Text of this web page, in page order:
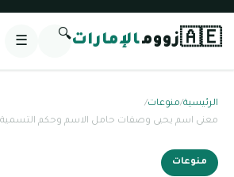
🇦🇪زوومالإمارات🔍
☰
الرئيسية/منوعات/
معنى اسم يحيى وصفات حامل الاسم وحكم التسمية
منوعات